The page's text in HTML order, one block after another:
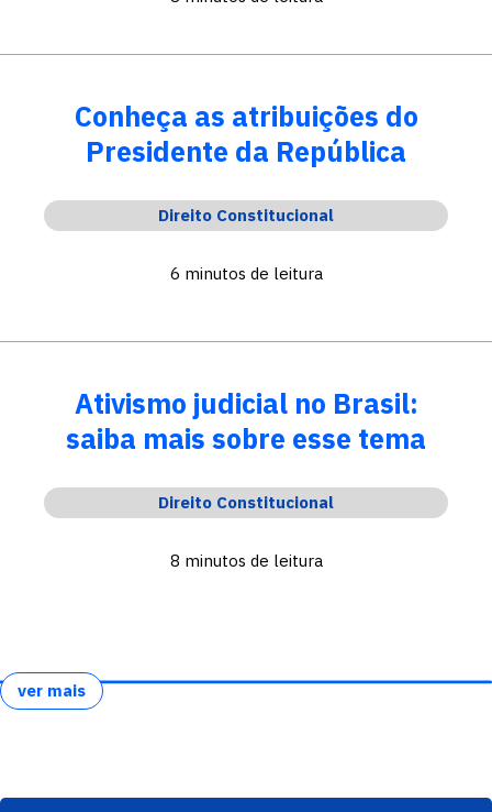
Conheça as atribuições do
Presidente da República
Direito Constitucional
6 minutos de leitura
Ativismo judicial no Brasil:
saiba mais sobre esse tema
Direito Constitucional
8 minutos de leitura
ver mais